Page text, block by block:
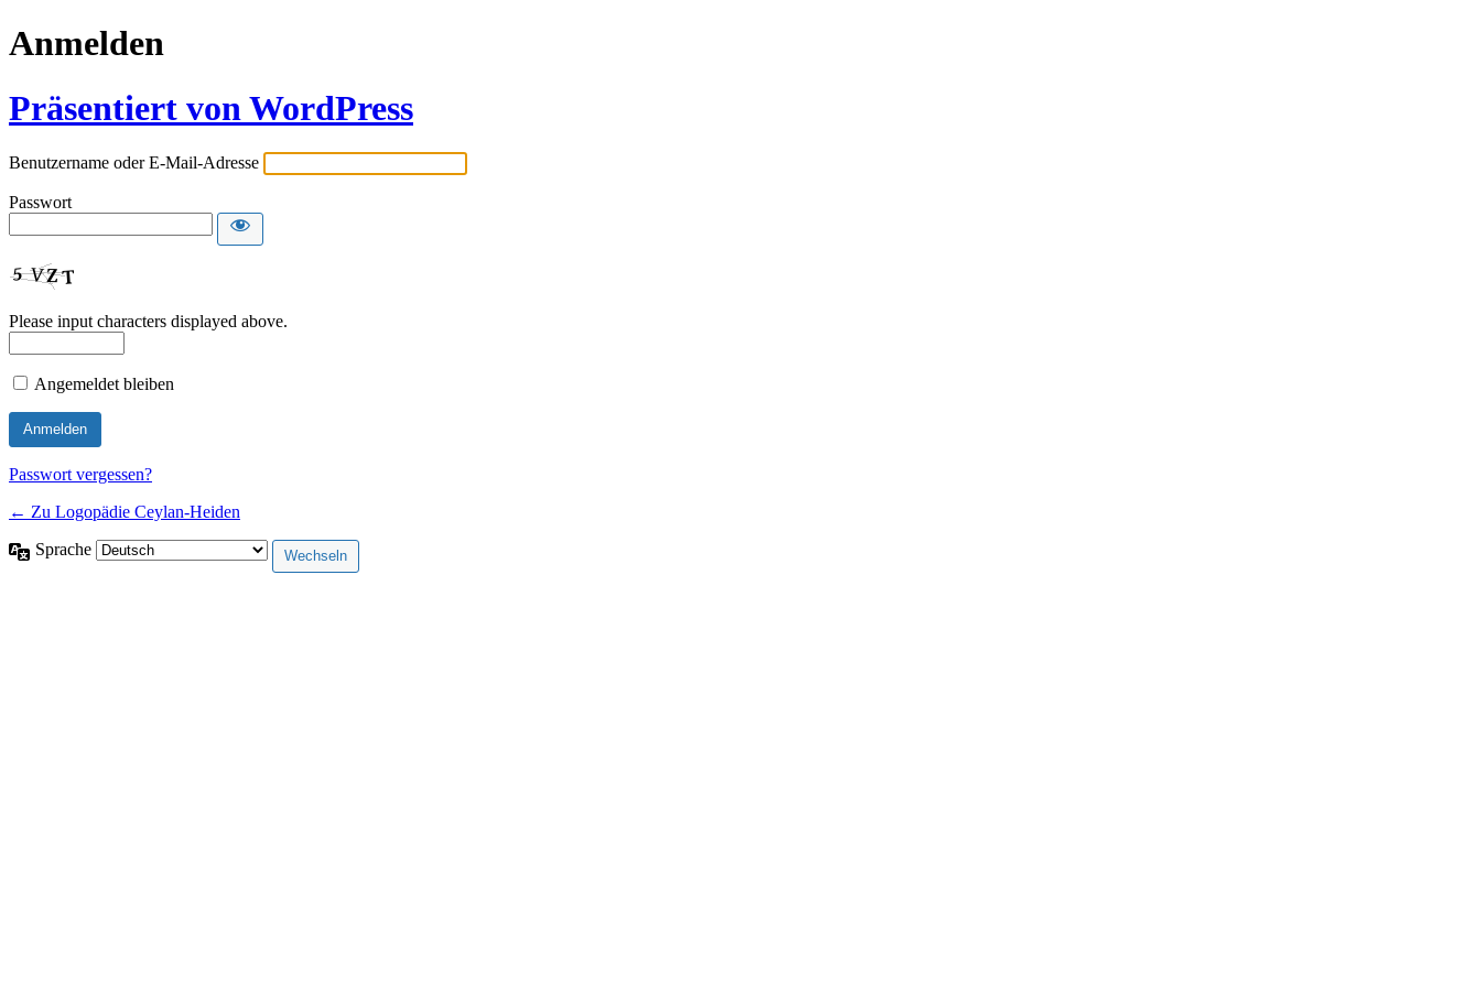
Anmelden
Präsentiert von WordPress
Benutzername oder E-Mail-Adresse
Passwort
Please input characters displayed above.
Angemeldet bleiben
Passwort vergessen?
← Zu Logopädie Ceylan-Heiden
Sprache